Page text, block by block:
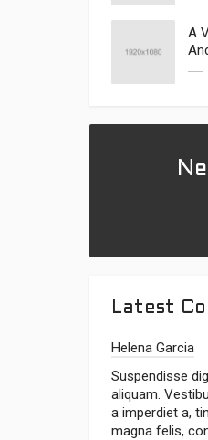
A
Latest
Helena Garcia
Suspendisse
aliquam.
a imperdiet a,
magna felis,